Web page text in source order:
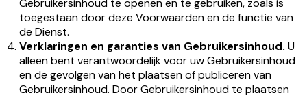
Gebruikersinhoud te openen en te gebruiken, zoals is
toegestaan door deze Voorwaarden en de functie van
de Dienst.
Verklaringen en garanties van Gebruikersinhoud. U
alleen bent verantwoordelijk voor uw Gebruikersinhoud
en de gevolgen van het plaatsen of publiceren van
Gebruikersinhoud. Door Gebruikersinhoud te plaatsen